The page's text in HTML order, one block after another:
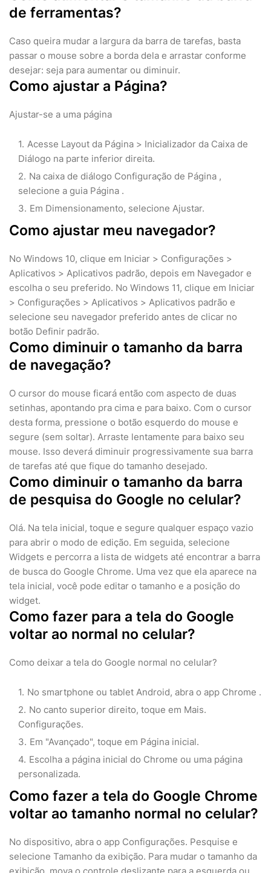
de ferramentas?
Caso queira mudar a largura da barra de tarefas, basta
passar o mouse sobre a borda dela e arrastar conforme
desejar: seja para aumentar ou diminuir.
Como ajustar a Página?
Ajustar-se a uma página
Acesse Layout da Página > Inicializador da Caixa de
Diálogo na parte inferior direita.
Na caixa de diálogo Configuração de Página ,
selecione a guia Página .
Em Dimensionamento, selecione Ajustar.
Como ajustar meu navegador?
No Windows 10, clique em Iniciar > Configurações >
Aplicativos > Aplicativos padrão, depois em Navegador e
escolha o seu preferido. No Windows 11, clique em Iniciar
> Configurações > Aplicativos > Aplicativos padrão e
selecione seu navegador preferido antes de clicar no
botão Definir padrão.
Como diminuir o tamanho da barra
de navegação?
O cursor do mouse ficará então com aspecto de duas
setinhas, apontando pra cima e para baixo. Com o cursor
desta forma, pressione o botão esquerdo do mouse e
segure (sem soltar). Arraste lentamente para baixo seu
mouse. Isso deverá diminuir progressivamente sua barra
de tarefas até que fique do tamanho desejado.
Como diminuir o tamanho da barra
de pesquisa do Google no celular?
Olá. Na tela inicial, toque e segure qualquer espaço vazio
para abrir o modo de edição. Em seguida, selecione
Widgets e percorra a lista de widgets até encontrar a barra
de busca do Google Chrome. Uma vez que ela aparece na
tela inicial, você pode editar o tamanho e a posição do
widget.
Como fazer para a tela do Google
voltar ao normal no celular?
Como deixar a tela do Google normal no celular?
No smartphone ou tablet Android, abra o app Chrome .
No canto superior direito, toque em Mais.
Configurações.
Em "Avançado", toque em Página inicial.
Escolha a página inicial do Chrome ou uma página
personalizada.
Como fazer a tela do Google Chrome
voltar ao tamanho normal no celular?
No dispositivo, abra o app Configurações. Pesquise e
selecione Tamanho da exibição. Para mudar o tamanho da